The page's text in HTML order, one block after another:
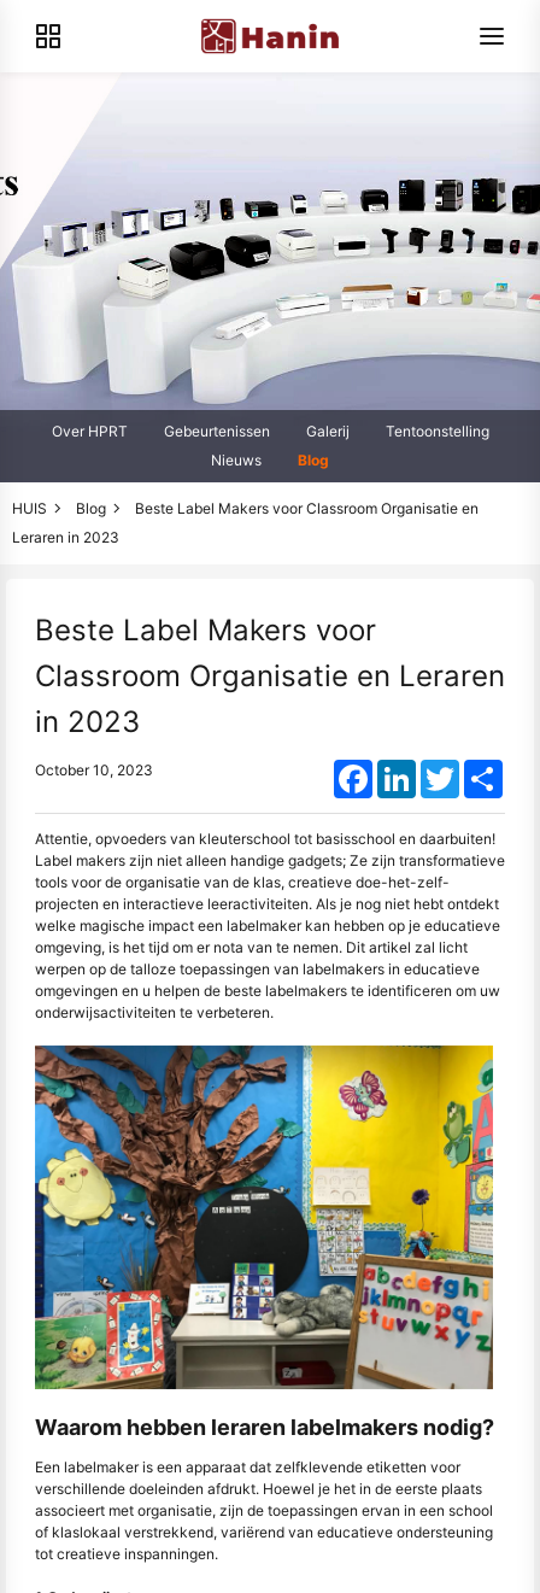
Over HPRT Gebeurtenissen Galerij
Tentoonstelling
Nieuws
Blog
HUIS Blog
Beste Label Makers voor Classroom Organisatie en
Leraren in 2023
Beste Label Makers voor
Classroom Organisatie en Leraren
in 2023
October 10, 2023 FacebookLinkedInTwitter
Attentie, opvoeders van kleuterschool tot basisschool en daarbuiten!
Label makers zijn niet alleen handige gadgets; Ze zijn transformatieve
tools voor de organisatie van de klas, creatieve doe-het-zelf-
projecten en interactieve leeractiviteiten. Als je nog niet hebt ontdekt
welke magische impact een labelmaker kan hebben op je educatieve
omgeving, is het tijd om er nota van te nemen. Dit artikel zal licht
werpen op de talloze toepassingen van labelmakers in educatieve
omgevingen en u helpen de beste labelmakers te identificeren om uw
onderwijsactiviteiten te verbeteren.
Waarom hebben leraren labelmakers nodig?
Een labelmaker is een apparaat dat zelfklevende etiketten voor
verschillende doeleinden afdrukt. Hoewel je het in de eerste plaats
associeert met organisatie, zijn de toepassingen ervan in een school
of klaslokaal verstrekkend, variërend van educatieve ondersteuning
tot creatieve inspanningen.